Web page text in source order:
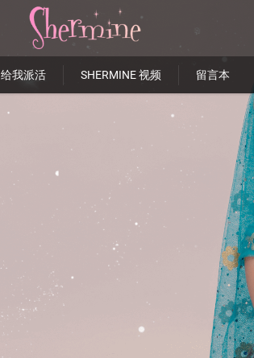
给我派活 SHERMINE 视频 留言本